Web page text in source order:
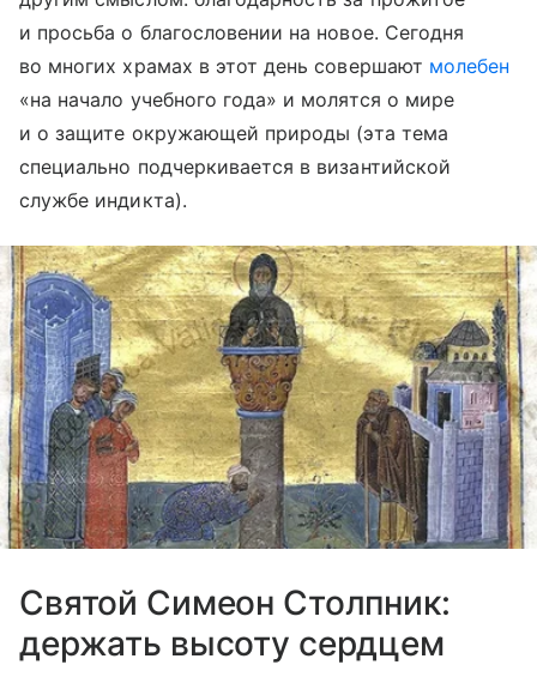
и просьба о благословении на новое. Сегодня
во многих храмах в этот день совершают молебен
«на начало учебного года» и молятся о мире
и о защите окружающей природы (эта тема
специально подчеркивается в византийской
службе индикта).
Святой Симеон Столпник:
держать высоту сердцем